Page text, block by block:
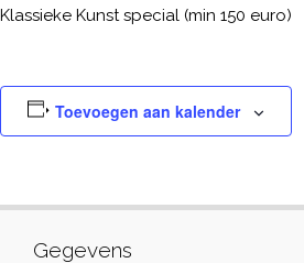
Klassieke Kunst special (min 150 euro)
Toevoegen aan kalender
Gegevens